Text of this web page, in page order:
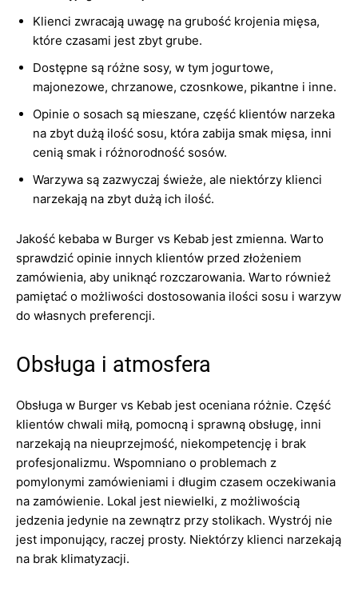
Klienci zwracają uwagę na grubość krojenia mięsa,
które czasami jest zbyt grube.
Dostępne są różne sosy, w tym jogurtowe,
majonezowe, chrzanowe, czosnkowe, pikantne i inne.
Opinie o sosach są mieszane, część klientów narzeka
na zbyt dużą ilość sosu, która zabija smak mięsa, inni
cenią smak i różnorodność sosów.
Warzywa są zazwyczaj świeże, ale niektórzy klienci
narzekają na zbyt dużą ich ilość.
Jakość kebaba w Burger vs Kebab jest zmienna. Warto
sprawdzić opinie innych klientów przed złożeniem
zamówienia, aby uniknąć rozczarowania. Warto również
pamiętać o możliwości dostosowania ilości sosu i warzyw
do własnych preferencji.
Obsługa i atmosfera
Obsługa w Burger vs Kebab jest oceniana różnie. Część
klientów chwali miłą, pomocną i sprawną obsługę, inni
narzekają na nieuprzejmość, niekompetencję i brak
profesjonalizmu. Wspomniano o problemach z
pomylonymi zamówieniami i długim czasem oczekiwania
na zamówienie. Lokal jest niewielki, z możliwością
jedzenia jedynie na zewnątrz przy stolikach. Wystrój nie
jest imponujący, raczej prosty. Niektórzy klienci narzekają
na brak klimatyzacji.